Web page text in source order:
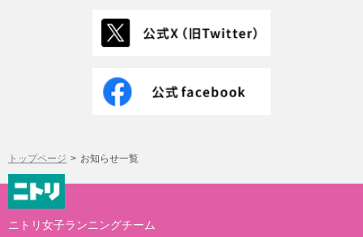
トップページ お知らせ一覧
ニトリ女子ランニングチーム